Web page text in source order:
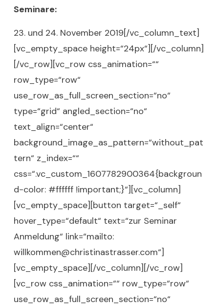
Seminare:
23. und 24. November 2019[/vc_column_text]
[vc_empty_space height=“24px“][/vc_column]
[/vc_row][vc_row css_animation=““
row_type=“row“
use_row_as_full_screen_section=“no“
type=“grid“ angled_section=“no“
text_align=“center“
background_image_as_pattern=“without_pat
tern“ z_index=““
css=“.vc_custom_1607782900364{backgroun
d-color: #ffffff !important;}“][vc_column]
[vc_empty_space][button target=“_self“
hover_type=“default“ text=“zur Seminar
Anmeldung“ link=“mailto:
willkommen@christinastrasser.com“]
[vc_empty_space][/vc_column][/vc_row]
[vc_row css_animation=““ row_type=“row“
use_row_as_full_screen_section=“no“